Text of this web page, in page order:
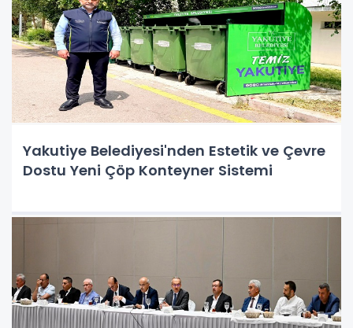
Yakutiye Belediyesi'nden Estetik ve Çevre
Dostu Yeni Çöp Konteyner Sistemi